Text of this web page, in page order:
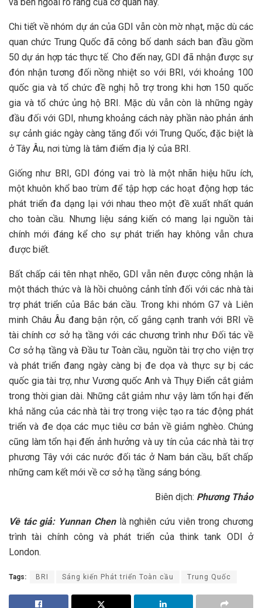
và bên ngoài rõ ràng của cơ quan này.
Chi tiết về nhóm dự án của GDI vẫn còn mờ nhạt, mặc dù các
quan chức Trung Quốc đã công bố danh sách ban đầu gồm
50 dự án hợp tác thực tế. Cho đến nay, GDI đã nhận được sự
đón nhận tương đối nồng nhiệt so với BRI, với khoảng 100
quốc gia và tổ chức đề nghị hỗ trợ trong khi hơn 150 quốc
gia và tổ chức ủng hộ BRI. Mặc dù vẫn còn là những ngày
đầu đối với GDI, nhưng khoảng cách này phần nào phản ánh
sự cảnh giác ngày càng tăng đối với Trung Quốc, đặc biệt là
ở Tây Âu, nơi từng là tâm điểm địa lý của BRI.
Giống như BRI, GDI đóng vai trò là một nhãn hiệu hữu ích,
một khuôn khổ bao trùm để tập hợp các hoạt động hợp tác
phát triển đa dạng lại với nhau theo một đề xuất nhất quán
cho toàn cầu. Nhưng liệu sáng kiến có mang lại nguồn tài
chính mới đáng kể cho sự phát triển hay không vẫn chưa
được biết.
Bất chấp cái tên nhạt nhẽo, GDI vẫn nên được công nhận là
một thách thức và là hồi chuông cảnh tỉnh đối với các nhà tài
trợ phát triển của Bắc bán cầu. Trong khi nhóm G7 và Liên
minh Châu Âu đang bận rộn, cố gắng cạnh tranh với BRI về
tài chính cơ sở hạ tầng với các chương trình như Đối tác về
Cơ sở hạ tầng và Đầu tư Toàn cầu, nguồn tài trợ cho viện trợ
và phát triển đang ngày càng bị đe dọa và thực sự bị các
quốc gia tài trợ, như Vương quốc Anh và Thụy Điển cắt giảm
trong thời gian dài. Những cắt giảm như vậy làm tổn hại đến
khả năng của các nhà tài trợ trong việc tạo ra tác động phát
triển và đe dọa các mục tiêu cơ bản về giảm nghèo. Chúng
cũng làm tổn hại đến ảnh hưởng và uy tín của các nhà tài trợ
phương Tây với các nước đối tác ở Nam bán cầu, bất chấp
những cam kết mới về cơ sở hạ tầng sáng bóng.
Biên dịch: Phương Thảo
Về tác giả: Yunnan Chenlà nghiên cứu viên trong chương
trình tài chính công và phát triển của think tank ODI ở
London.
Tags: BRI Sáng kiến Phát triển Toàn cầu Trung Quốc